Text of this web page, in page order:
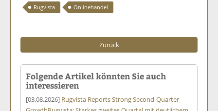
Rugvista Onlinehandel
Zurück
Folgende Artikel könnten Sie auch
interessieren
[03.08.2026] Rugvista Reports Strong Second-Quarter